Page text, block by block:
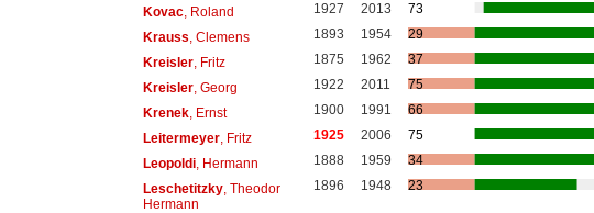
Kovac, Roland 1927 2013
73
Krauss , Clemens 1893 1954
29
Kreisler, Fritz 1875 1962
37
Kreisler, Georg 1922 2011
75
Krenek, Ernst 1900 1991
66
Leitermeyer, Fritz 1925 2006
75
Leopoldi, Hermann 1888 1959
34
Leschetitzky, Theodor
Hermann
1896 1948 23